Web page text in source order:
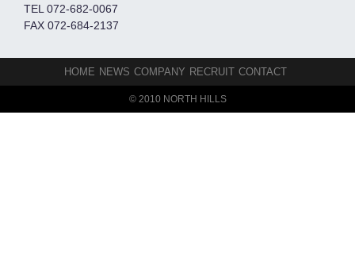
TEL 072-682-0067
FAX 072-684-2137
HOME NEWS COMPANY RECRUIT CONTACT
© 2010 NORTH HILLS